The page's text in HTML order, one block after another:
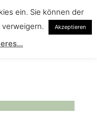
ein. Sie können der
Akzeptieren